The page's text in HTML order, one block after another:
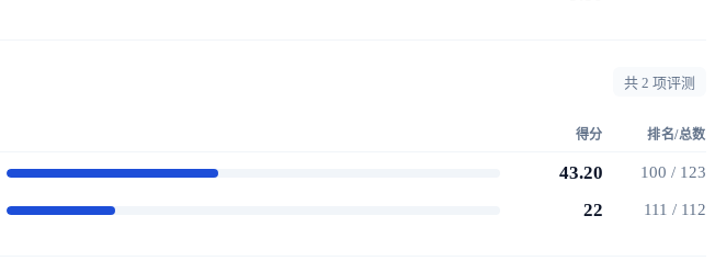
共 2 项评测
得分 排名/总数
43.20 100 / 123
22 111 / 112